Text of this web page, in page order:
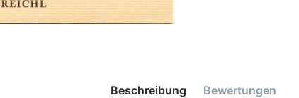
Beschreibung Bewertungen